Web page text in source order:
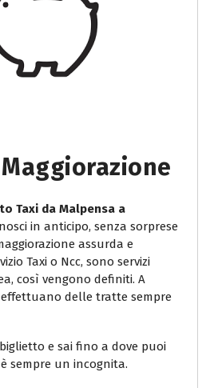
Taxi da Malpensa a
in anticipo, senza sorprese
assurda e
Taxi o Ncc, sono servizi
così vengono definiti. A
delle tratte sempre
e sai fino a dove puoi
sempre un incognita.